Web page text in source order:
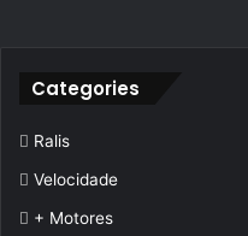
Categories
Ralis
Velocidade
+ Motores